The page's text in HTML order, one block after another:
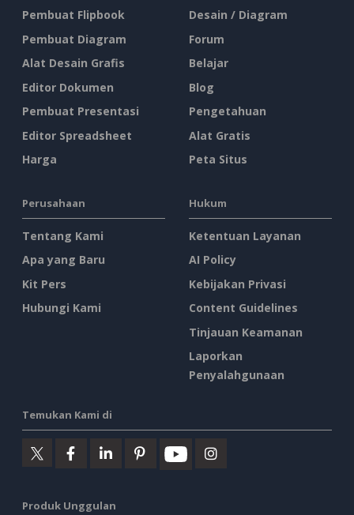
Pembuat Flipbook
Pembuat Diagram
Alat Desain Grafis
Editor Dokumen
Pembuat Presentasi
Editor Spreadsheet
Harga
Desain / Diagram
Forum
Belajar
Blog
Pengetahuan
Alat Gratis
Peta Situs
Perusahaan
Tentang Kami
Apa yang Baru
Kit Pers
Hubungi Kami
Hukum
Ketentuan Layanan
AI Policy
Kebijakan Privasi
Content Guidelines
Tinjauan Keamanan
Laporkan
Penyalahgunaan
Temukan Kami di
Produk Unggulan